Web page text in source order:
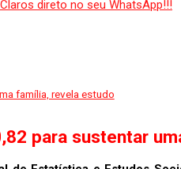
família, revela estudo
para sustentar